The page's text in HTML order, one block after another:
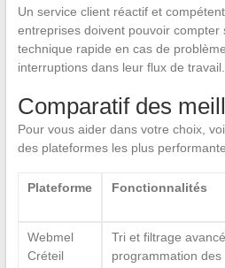
Un service client réactif et
entreprises doivent pouvoir compter
technique rapide en cas de
interruptions dans leur flux de travail.
Comparatif des
Pour vous aider dans votre choix,
des plateformes les plus
Plateforme Fonctionnalités
Webmel
Créteil
Tri et filtrage
programmation des